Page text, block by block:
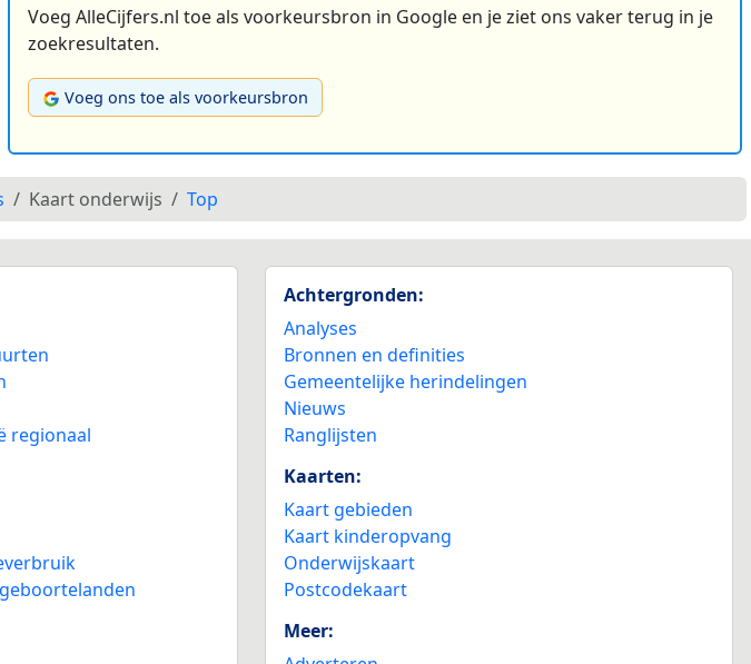
Voeg AlleCijfers.nl toe als voorkeursbron in Google en je ziet ons vaker terug in je
zoekresultaten.
Voeg ons toe als voorkeursbron
Kaart onderwijs Top
regionaal
Achtergronden:
Analyses
Bronnen en definities
Gemeentelijke herindelingen
Nieuws
Ranglijsten
Kaarten:
Kaart gebieden
Kaart kinderopvang
Onderwijskaart
Postcodekaart
Meer: